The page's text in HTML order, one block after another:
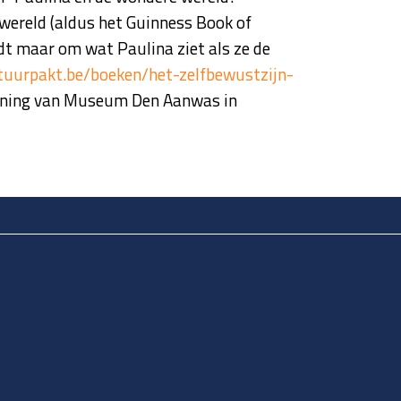
(aldus het Guinness Book of
maar om wat Paulina ziet als ze de
boeken/het-zelfbewustzijn-
van Museum Den Aanwas in